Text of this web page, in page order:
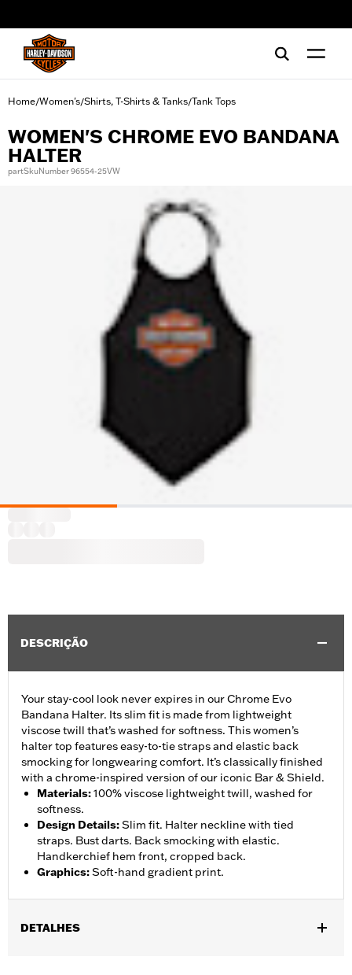
Home/Women's/Shirts, T-Shirts & Tanks/Tank Tops
WOMEN'S CHROME EVO BANDANA
HALTER
partSkuNumber 96554-25VW
DESCRIÇÃO
Your stay-cool look never expires in our Chrome Evo
Bandana Halter. Its slim fit is made from lightweight
viscose twill that’s washed for softness. This women’s
halter top features easy-to-tie straps and elastic back
smocking for longwearing comfort. It’s classically finished
with a chrome-inspired version of our iconic Bar & Shield.
Materials:100% viscose lightweight twill, washed for
softness.
Design Details:Slim fit. Halter neckline with tied
straps. Bust darts. Back smocking with elastic.
Handkerchief hem front, cropped back.
Graphics:Soft-hand gradient print.
DETALHES